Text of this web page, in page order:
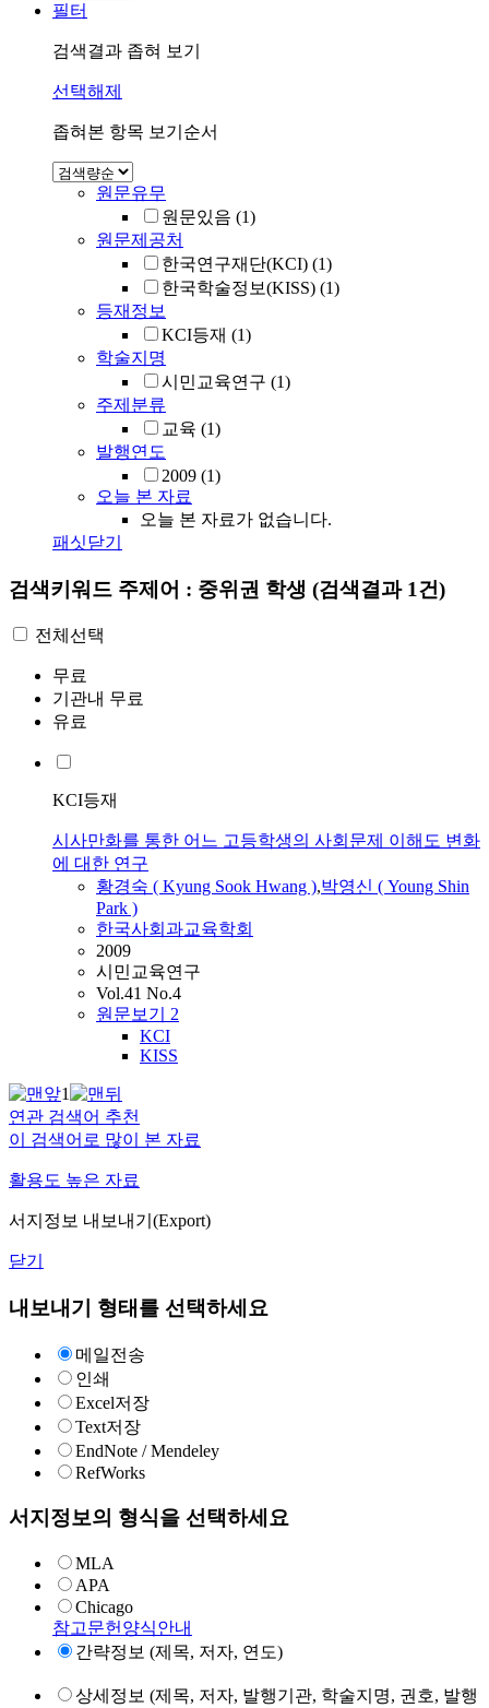
필터
검색결과 좁혀 보기
선택해제
좁혀본 항목 보기순서
원문유무
원문있음 (1)
원문제공처
한국연구재단(KCI) (1)
한국학술정보(KISS) (1)
등재정보
KCI등재 (1)
학술지명
시민교육연구 (1)
주제분류
교육 (1)
발행연도
2009 (1)
오늘 본 자료
오늘 본 자료가 없습니다.
패싯닫기
검색키워드 주제어 : 중위권 학생 (검색결과 1건)
전체선택
무료
기관내 무료
유료
KCI등재
시사만화를 통한 어느 고등학생의 사회문제 이해도 변화
에 대한 연구
황경숙 ( Kyung Sook Hwang ),박영신 ( Young Shin
Park )
한국사회과교육학회
2009
시민교육연구
Vol.41 No.4
원문보기 2
KCI
KISS
1
연관 검색어 추천
이 검색어로 많이 본 자료
활용도 높은 자료
서지정보 내보내기(Export)
닫기
내보내기 형태를 선택하세요
메일전송
인쇄
Excel저장
Text저장
EndNote / Mendeley
RefWorks
서지정보의 형식을 선택하세요
MLA
APA
Chicago
참고문헌양식안내
간략정보 (제목, 저자, 연도)
상세정보 (제목, 저자, 발행기관, 학술지명, 권호, 발행